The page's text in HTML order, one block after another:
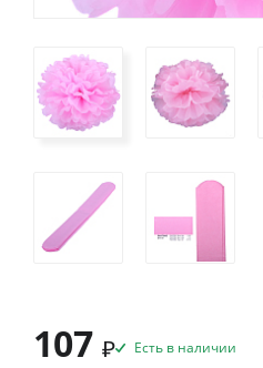
107 ₽ Есть в наличии